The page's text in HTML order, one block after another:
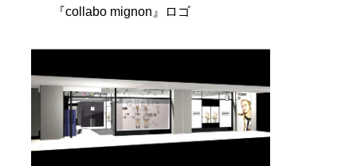
『collabo mignon』ロゴ